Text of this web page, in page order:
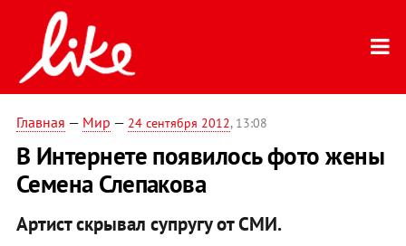
Главная — Мир — 24 сентября 2012, 13:08
В Интернете появилось фото жены
Семена Слепакова
Артист скрывал супругу от СМИ.